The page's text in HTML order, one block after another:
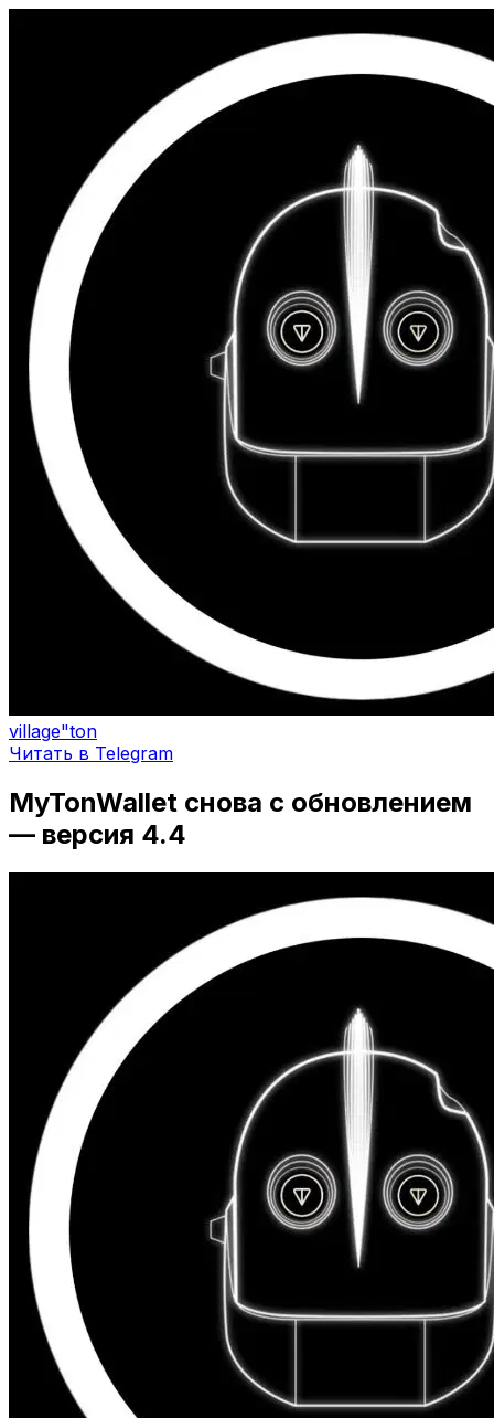
village"ton
Читать в Telegram
MyTonWallet снова с обновлением
— версия 4.4